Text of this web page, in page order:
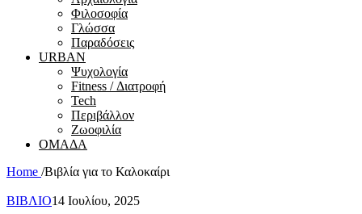
Φιλοσοφία
Γλώσσα
Παραδόσεις
URBAN
Ψυχολογία
Fitness / Διατροφή
Tech
Περιβάλλον
Ζωοφιλία
ΟΜΑΔΑ
Home /Βιβλία για το Καλοκαίρι
ΒΙΒΛΙΟ14 Ιουλίου, 2025